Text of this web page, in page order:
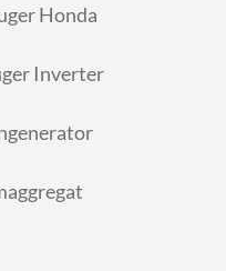
Honda
Inverter